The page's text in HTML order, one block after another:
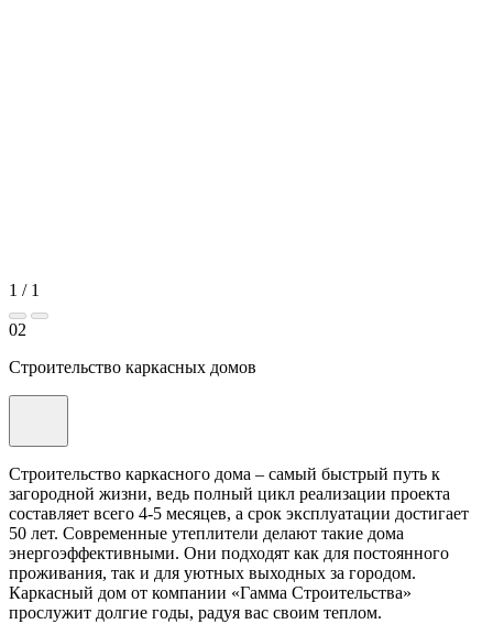
1 / 1
02
Строительство каркасных домов
Строительство каркасного дома – самый быстрый путь к
загородной жизни, ведь полный цикл реализации проекта
составляет всего 4-5 месяцев, а срок эксплуатации достигает
50 лет. Современные утеплители делают такие дома
энергоэффективными. Они подходят как для постоянного
проживания, так и для уютных выходных за городом.
Каркасный дом от компании «Гамма Строительства»
прослужит долгие годы, радуя вас своим теплом.